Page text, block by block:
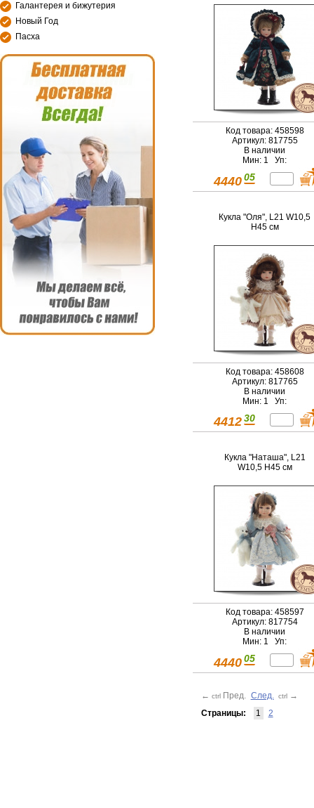
Галантерея и бижутерия
Новый Год
Пасха
Код товара: 458598
Артикул: 817755
В наличии
Мин: 1 Уп:
4440 05
Кукла "Оля", L21 W10,5
H45 см
Код товара: 458608
Артикул: 817765
В наличии
Мин: 1 Уп:
4412 30
Кукла "Наташа", L21
W10,5 H45 см
Код товара: 458597
Артикул: 817754
В наличии
Мин: 1 Уп:
4440 05
← ctrl Пред. След. ctrl →
Страницы:
1 2